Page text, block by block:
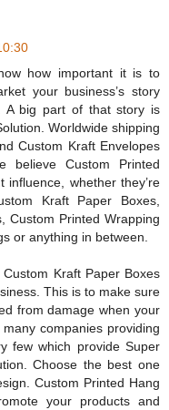
how important it is to
your business’s story
A big part of that story is
Worldwide shipping
Custom Kraft Envelopes
believe Custom Printed
influence, whether they’re
Kraft Paper Boxes,
Custom Printed Wrapping
or anything in between.
Kraft Paper Boxes
This is to make sure
from damage when your
companies providing
few which provide Super
Choose the best one
Custom Printed Hang
your products and